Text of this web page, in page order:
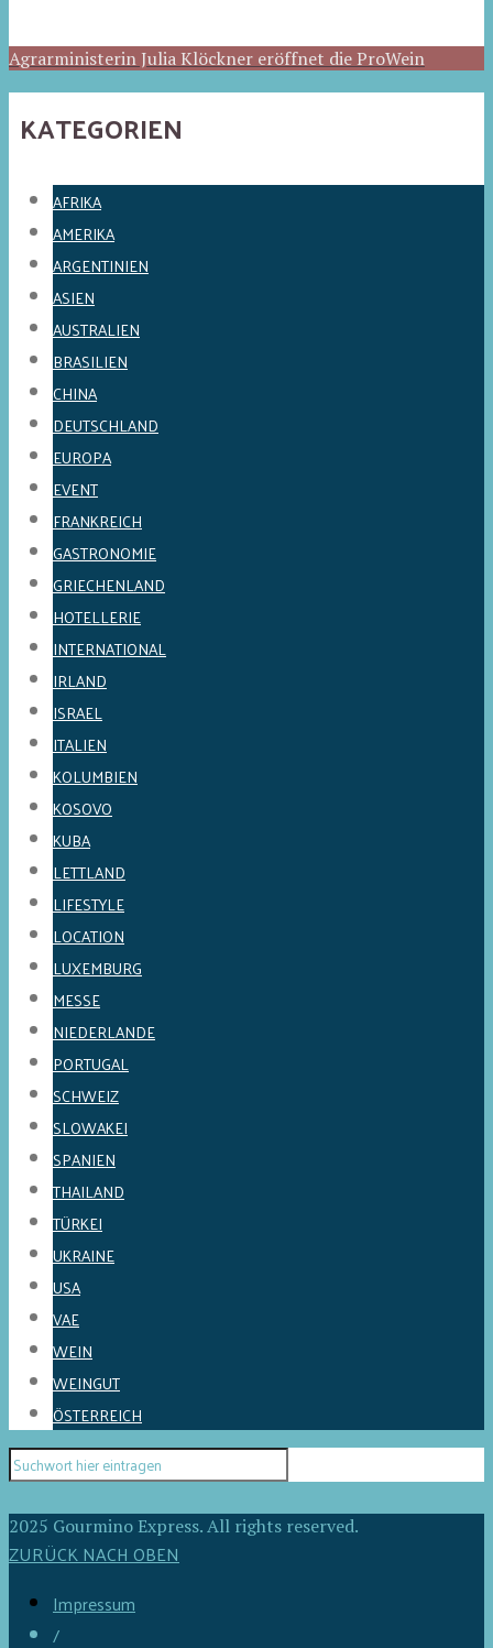
Agrarministerin Julia Klöckner eröffnet die ProWein
KATEGORIEN
AFRIKA
AMERIKA
ARGENTINIEN
ASIEN
AUSTRALIEN
BRASILIEN
CHINA
DEUTSCHLAND
EUROPA
EVENT
FRANKREICH
GASTRONOMIE
GRIECHENLAND
HOTELLERIE
INTERNATIONAL
IRLAND
ISRAEL
ITALIEN
KOLUMBIEN
KOSOVO
KUBA
LETTLAND
LIFESTYLE
LOCATION
LUXEMBURG
MESSE
NIEDERLANDE
PORTUGAL
SCHWEIZ
SLOWAKEI
SPANIEN
THAILAND
TÜRKEI
UKRAINE
USA
VAE
WEIN
WEINGUT
ÖSTERREICH
2025 Gourmino Express. All rights reserved.
ZURÜCK NACH OBEN
Impressum
/